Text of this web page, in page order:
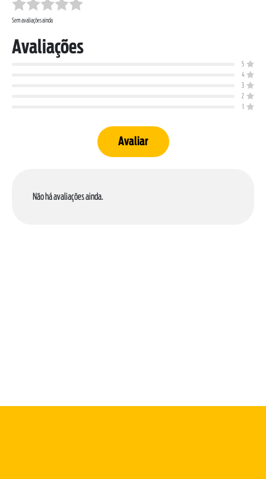
OUVIDORIA
Sem avaliações ainda
Avaliações
5
4
3
2
Avaliar
Não há avaliações ainda.